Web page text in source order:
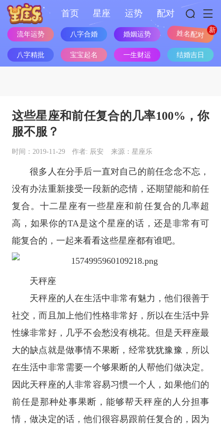
首页 星座 运势 配对
流年运势 八字合婚 婚姻运势 姓名配对
八字精批 宝宝起名 一生财运 结婚吉日
这些星座和前任复合的几率100%，你
服不服？
时间：2019-11-29 作者: 辰安 来源：星座乐
很多人在分手后一直对自己的前任念念不忘，
没有办法重新接受一段新的恋情，还期望能和前任
复合。十二星座有一些星座和前任复合的几率超
高，如果你的TA是这个星座的话，还是非常有可
能复合的，一起来看看这些星座都有谁吧。
天秤座
天秤座的人在生活中非常有魅力，他们很善于
社交，而且加上他们性格非常好，所以在生活中异
性缘非常好，几乎不会愁没有桃花。但是天秤座最
大的缺点就是做事情不果断，经常犹犹豫豫，所以
在生活中非常需要一个够果断的人帮他们做决定。
因此天秤座的人非常容易习惯一个人，如果他们的
前任是那种处事果断，能够帮天秤座的人分担事
情，做决定的话，他们很容易跟前任复合的，因为